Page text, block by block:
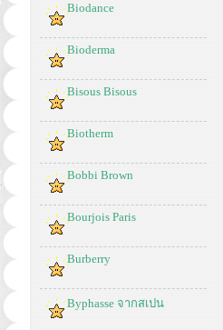
Biodance
Bioderma
Bisous Bisous
Biotherm
Bobbi Brown
Bourjois Paris
Burberry
Byphasse จากสเปน